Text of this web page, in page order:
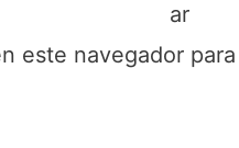
ar
este navegador